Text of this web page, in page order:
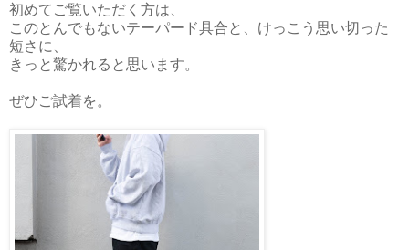
初めてご覧いただく方は、
このとんでもないテーパード具合と、けっこう思い切った
短さに、
きっと驚かれると思います。
ぜひご試着を。